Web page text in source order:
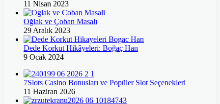
11 Nisan 2023
Oğlak ve Çoban Masalı
29 Aralık 2023
Dede Korkut Hikâyeleri: Boğaç Han
9 Ocak 2024
7Slots Casino Bonusları ve Popüler Slot Seçenekleri
11 Haziran 2026